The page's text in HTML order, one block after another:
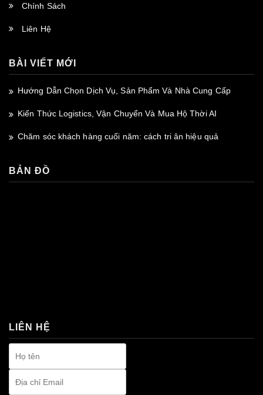
Chính Sách
Liên Hệ
BÀI VIẾT MỚI
Hướng Dẫn Chọn Dịch Vụ, Sản Phẩm Và Nhà Cung Cấp
Kiến Thức Logistics, Vận Chuyển Và Mua Hộ Thời AI
Chăm sóc khách hàng cuối năm: cách tri ân hiệu quả
BẢN ĐỒ
LIÊN HỆ